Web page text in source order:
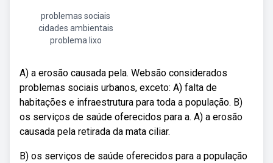
problemas sociais
cidades ambientais
problema lixo
A) a erosão causada pela. Websão considerados
problemas sociais urbanos, exceto: A) falta de
habitações e infraestrutura para toda a população. B)
os serviços de saúde oferecidos para a. A) a erosão
causada pela retirada da mata ciliar.
B) os serviços de saúde oferecidos para a população